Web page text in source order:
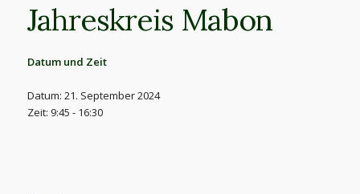
Jahreskreis Mabon
Datum und Zeit
Datum: 21. September 2024
Zeit: 9:45 - 16:30